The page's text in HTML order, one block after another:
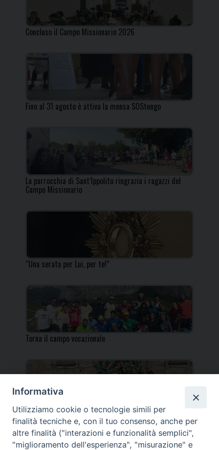
Concluso il Campo Missionario 2026
Fino al 31 agosto è attiva la mensa SOStengo
La parrocchia di Sant’Ippolito ringrazia i ragazzi del
Campo Missionario
“Una serata per Lui, per te!”
Torna il campo vocazionale
Torna il Campo Missionario Diocesano
Informativa
Utilizziamo cookie o tecnologie simili per
finalità tecniche e, con il tuo consenso, anche per
altre finalità ("interazioni e funzionalità semplici",
"miglioramento dell'esperienza", "misurazione" e